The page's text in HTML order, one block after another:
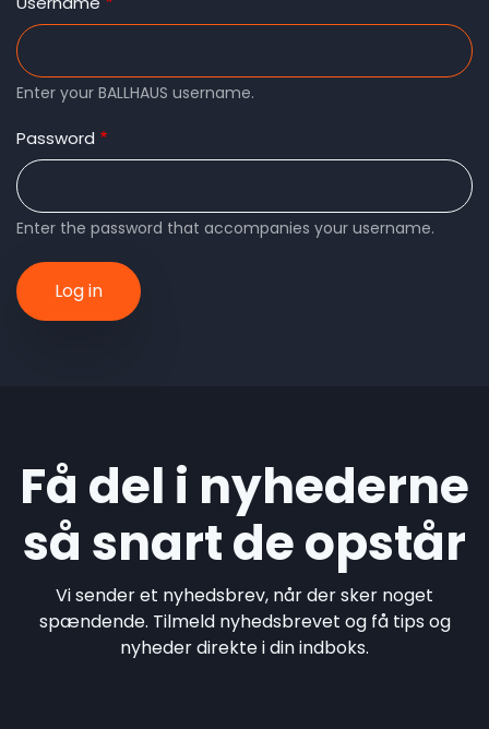
Enter your BALLHAUS username.
Password
Enter the password that accompanies your username.
Få del i nyhederne
så snart de opstår
Vi sender et nyhedsbrev, når der sker noget
spændende. Tilmeld nyhedsbrevet og få tips og
nyheder direkte i din indboks.